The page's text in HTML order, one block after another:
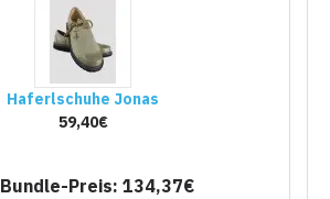
Haferlschuhe Jonas
59,40€
Bundle-Preis: 134,37€